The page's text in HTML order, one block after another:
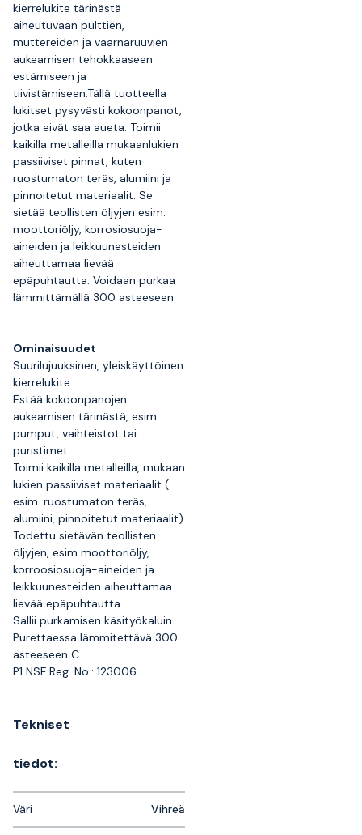
kierrelukite tärinästä
aiheutuvaan pulttien,
muttereiden ja vaarnaruuvien
aukeamisen tehokkaaseen
estämiseen ja
tiivistämiseen.Tällä tuotteella
lukitset pysyvästi kokoonpanot,
jotka eivät saa aueta. Toimii
kaikilla metalleilla mukaanlukien
passiiviset pinnat, kuten
ruostumaton teräs, alumiini ja
pinnoitetut materiaalit. Se
sietää teollisten öljyjen esim.
moottoriöljy, korrosiosuoja-
aineiden ja leikkuunesteiden
aiheuttamaa lievää
epäpuhtautta. Voidaan purkaa
lämmittämällä 300 asteeseen.
Ominaisuudet
Suurilujuuksinen, yleiskäyttöinen
kierrelukite
Estää kokoonpanojen
aukeamisen tärinästä, esim.
pumput, vaihteistot tai
puristimet
Toimii kaikilla metalleilla, mukaan
lukien passiiviset materiaalit (
esim. ruostumaton teräs,
alumiini, pinnoitetut materiaalit)
Todettu sietävän teollisten
öljyjen, esim moottoriöljy,
korroosiosuoja-aineiden ja
leikkuunesteiden aiheuttamaa
lievää epäpuhtautta
Sallii purkamisen käsityökaluin
Purettaessa lämmitettävä 300
asteeseen C
P1 NSF Reg. No.: 123006
Tekniset
tiedot:
Väri Vihreä